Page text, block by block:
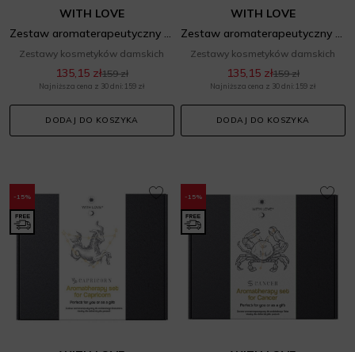
WITH LOVE
Zestawy kosmetyków damskich
135,15 zł159 zł
Najniższa cena z 30 dni: 159 zł
DODAJ DO KOSZYKA
WITH LOVE
Zestawy kosmetyków damskich
135,15 zł159 zł
Najniższa cena z 30 dni: 159 zł
DODAJ DO KOSZYKA
-15% -15%